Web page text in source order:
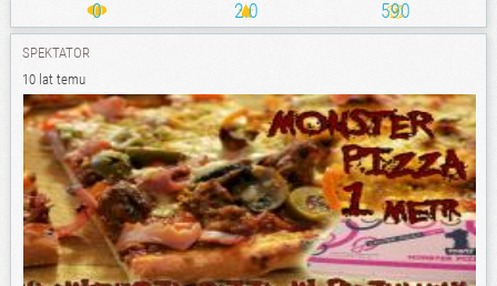
0 2.0 590
SPEKTATOR
10 lat temu